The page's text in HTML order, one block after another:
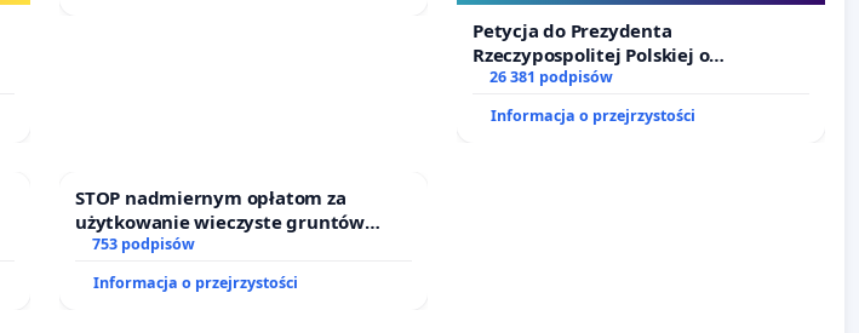
Petycja do Prezydenta
Rzeczypospolitej Polskiej o
zawetowanie ustawy „Lex Szarlatan”
26 381 podpisów
Informacja o przejrzystości
STOP nadmiernym opłatom za
użytkowanie wieczyste gruntów
zajmowanych przez rodzinne ogrody
753 podpisów
Informacja o przejrzystości